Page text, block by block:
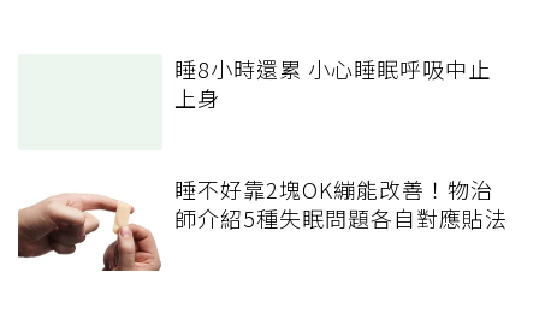
睡8小時還累 小心睡眠呼吸中止
上身
睡不好靠2塊OK繃能改善！物治
師介紹5種失眠問題各自對應貼法